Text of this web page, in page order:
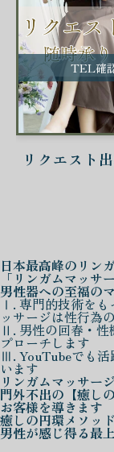
TEL確
リクエスト
日本最高峰の リン
「リンガムマッサ
男性器への至福の
Ⅰ. 専門的技術をも
ッサージは性行為
Ⅱ. 男性の回春・性
プローチします
Ⅲ. YouTubeでも活
います
リンガムマッサー
門外不出の 【癒し
お客様を導きます
癒しの円環メソッド
男性が感じ得る最